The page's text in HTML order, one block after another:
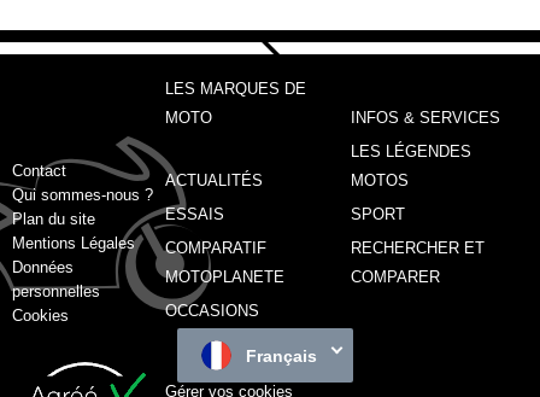
Contact
Qui sommes-nous ?
Plan du site
Mentions Légales
Données
personnelles
Cookies
LES MARQUES DE
MOTO
INFOS & SERVICES
ACTUALITÉS
LES LÉGENDES
MOTOS
ESSAIS
SPORT
COMPARATIF
MOTOPLANETE
RECHERCHER ET
COMPARER
OCCASIONS
Français
Gérer vos cookies